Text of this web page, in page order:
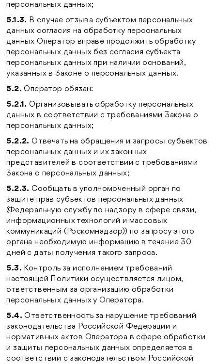
персональных данных;
5.1.3. В случае отзыва субъектом персональных
данных согласия на обработку персональных
данных Оператор вправе продолжить обработку
персональных данных без согласия субъекта
персональных данных при наличии оснований,
указанных в Законе о персональных данных.
5.2. Оператор обязан:
5.2.1. Организовывать обработку персональных
данных в соответствии с требованиями Закона о
персональных данных;
5.2.2. Отвечать на обращения и запросы субъектов
персональных данных и их законных
представителей в соответствии с требованиями
Закона о персональных данных;
5.2.3. Сообщать в уполномоченный орган по
защите прав субъектов персональных данных
(Федеральную службу по надзору в сфере связи,
информационных технологий и массовых
коммуникаций (Роскомнадзор)) по запросу этого
органа необходимую информацию в течение 30
дней с даты получения такого запроса.
5.3. Контроль за исполнением требований
настоящей Политики осуществляется лицом,
ответственным за организацию обработки
персональных данных у Оператора.
5.4. Ответственность за нарушение требований
законодательства Российской Федерации и
нормативных актов Оператора в сфере обработки
и защиты персональных данных определяется в
соответствии с законодательством Российской